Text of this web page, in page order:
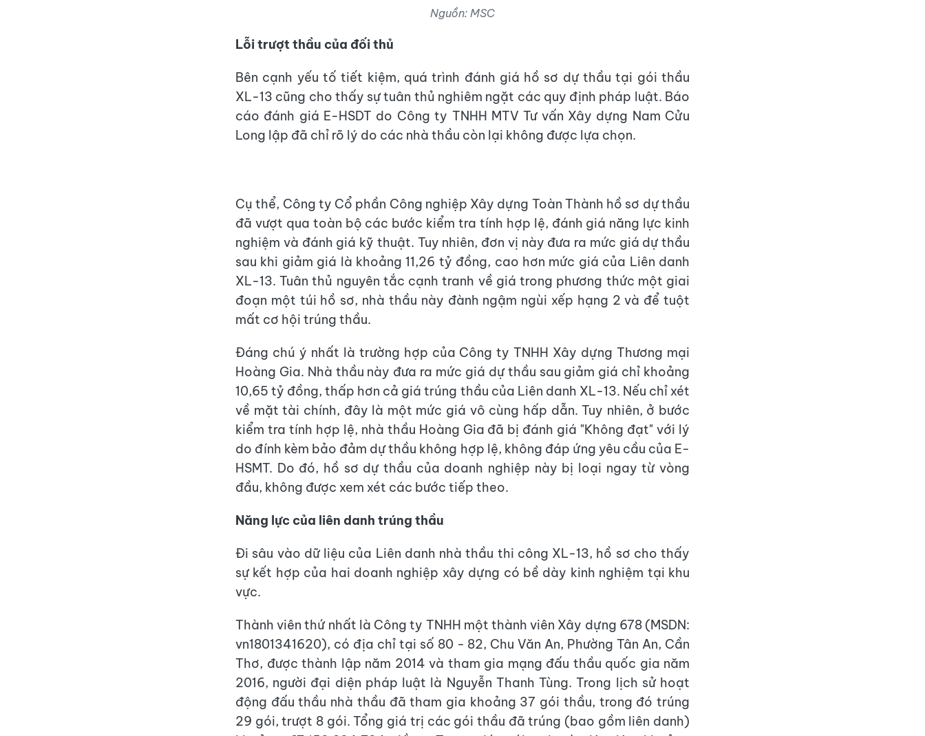
Nguồn: MSC
Lỗi trượt thầu của đối thủ
Bên cạnh yếu tố tiết kiệm, quá trình đánh giá hồ sơ dự thầu tại gói thầu
XL-13 cũng cho thấy sự tuân thủ nghiêm ngặt các quy định pháp luật. Báo
cáo đánh giá E-HSDT do Công ty TNHH MTV Tư vấn Xây dựng Nam Cửu
Long lập đã chỉ rõ lý do các nhà thầu còn lại không được lựa chọn.
Cụ thể, Công ty Cổ phần Công nghiệp Xây dựng Toàn Thành hồ sơ dự thầu
đã vượt qua toàn bộ các bước kiểm tra tính hợp lệ, đánh giá năng lực kinh
nghiệm và đánh giá kỹ thuật. Tuy nhiên, đơn vị này đưa ra mức giá dự thầu
sau khi giảm giá là khoảng 11,26 tỷ đồng, cao hơn mức giá của Liên danh
XL-13. Tuân thủ nguyên tắc cạnh tranh về giá trong phương thức một giai
đoạn một túi hồ sơ, nhà thầu này đành ngậm ngùi xếp hạng 2 và để tuột
mất cơ hội trúng thầu.
Đáng chú ý nhất là trường hợp của Công ty TNHH Xây dựng Thương mại
Hoàng Gia. Nhà thầu này đưa ra mức giá dự thầu sau giảm giá chỉ khoảng
10,65 tỷ đồng, thấp hơn cả giá trúng thầu của Liên danh XL-13. Nếu chỉ xét
về mặt tài chính, đây là một mức giá vô cùng hấp dẫn. Tuy nhiên, ở bước
kiểm tra tính hợp lệ, nhà thầu Hoàng Gia đã bị đánh giá "Không đạt" với lý
do đính kèm bảo đảm dự thầu không hợp lệ, không đáp ứng yêu cầu của E-
HSMT. Do đó, hồ sơ dự thầu của doanh nghiệp này bị loại ngay từ vòng
đầu, không được xem xét các bước tiếp theo.
Năng lực của liên danh trúng thầu
Đi sâu vào dữ liệu của Liên danh nhà thầu thi công XL-13, hồ sơ cho thấy
sự kết hợp của hai doanh nghiệp xây dựng có bề dày kinh nghiệm tại khu
vực.
Thành viên thứ nhất là Công ty TNHH một thành viên Xây dựng 678 (MSDN:
vn1801341620), có địa chỉ tại số 80 - 82, Chu Văn An, Phường Tân An, Cần
Thơ, được thành lập năm 2014 và tham gia mạng đấu thầu quốc gia năm
2016, người đại diện pháp luật là Nguyễn Thanh Tùng. Trong lịch sử hoạt
động đấu thầu nhà thầu đã tham gia khoảng 37 gói thầu, trong đó trúng
29 gói, trượt 8 gói. Tổng giá trị các gói thầu đã trúng (bao gồm liên danh)